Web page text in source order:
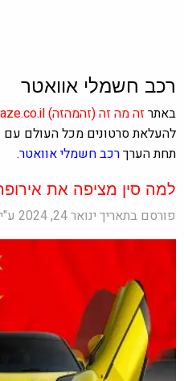
רכב חשמלי אוואטר
באתרזה מה זה(זהמהזה)
להעלאת סרטונים מכל העולם עם
תחת הערךרכב חשמלי אוואטר.
למה סין מציפה את אירופה
פורסם בתאריך ינואר 24, 2024 ע"י